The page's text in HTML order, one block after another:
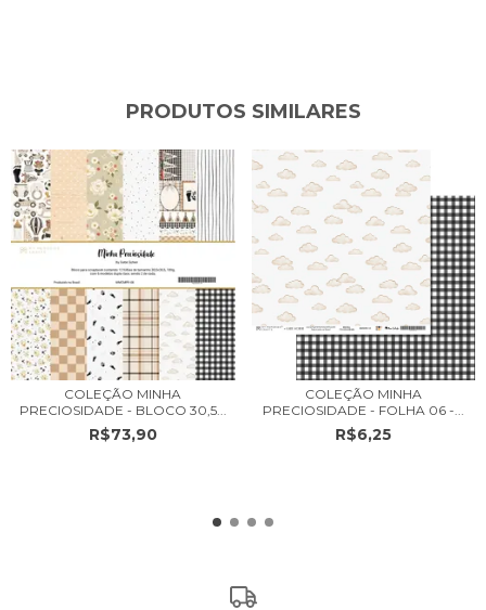
PRODUTOS SIMILARES
COLEÇÃO MINHA
PRECIOSIDADE - BLOCO 30,5...
R$73,90
COLEÇÃO MINHA
PRECIOSIDADE - FOLHA 06 -...
R$6,25